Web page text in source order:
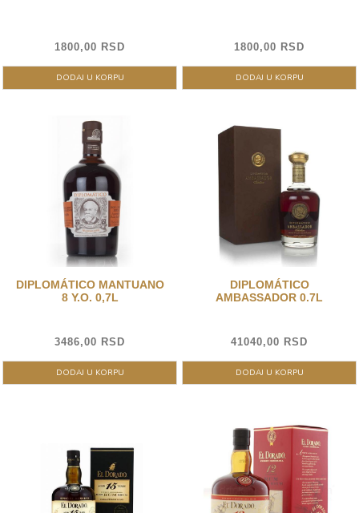
1800,00 RSD
DODAJ U KORPU
1800,00 RSD
DODAJ U KORPU
DIPLOMÁTICO MANTUANO
8 Y.O. 0,7L
3486,00 RSD
DODAJ U KORPU
DIPLOMÁTICO
AMBASSADOR 0.7L
41040,00 RSD
DODAJ U KORPU